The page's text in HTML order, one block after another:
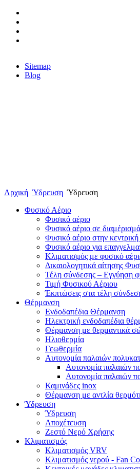
Sitemap
Blog
Αρχική Ύδρευση Ύδρευση
Φυσικό Αέριο
Φυσικό αέριο
Φυσικό αέριο σε διαμέρισμά
Φυσικό αέριο στην
Φυσικό αέριο για
Κλιματισμός με φυσικό
Δικαιολογητικά αίτησης
Τέλη σύνδεσης – Εγγύηση
Τιμή Φυσικού Αέριου
Έκπτώσεις στα τέλη
Θέρμανση
Ενδοδαπέδια Θέρμανση
Ηλεκτρική ενδοδαπέδια
Θέρμανση με θερμαντικά
Ηλιοθερμία
Γεωθερμία
Αυτονομία παλαιών
Αυτονομία παλαιών
Αυτονομία παλαιών
Καμινάδες inox
Θέρμανση με αντλία
Ύδρευση
Ύδρευση
Αποχέτευση
Ζεστό Νερό Χρήσης
Κλιματισμός
Κλιματισμός VRV
Κλιματισμός νερού - Fan